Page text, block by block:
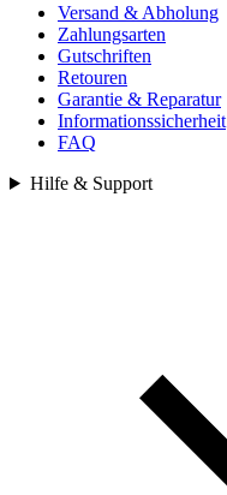
Versand & Abholung
Zahlungsarten
Gutschriften
Retouren
Garantie & Reparatur
Informationssicherheit
FAQ
Hilfe & Support